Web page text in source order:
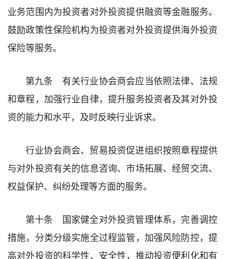
业务范围内为投资者对外投资提供融资等金融服务。
鼓励政策性保险机构为投资者对外投资提供海外投资
保险等服务。
第九条 有关行业协会商会应当依照法律、法规
和章程，加强行业自律，提升服务投资者及其对外投
资的能力和水平，及时反映行业诉求。
行业协会商会、贸易投资促进组织按照章程提供
与对外投资有关的信息咨询、市场拓展、经贸交流、
权益保护、纠纷处理等方面的服务。
第十条 国家健全对外投资管理体系，完善调控
措施，分类分级实施全过程监管，加强风险防控，提
高对外投资的科学性、安全性，推动投资便利化和有